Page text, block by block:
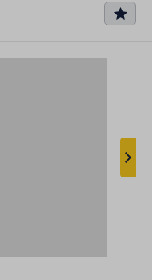
favo